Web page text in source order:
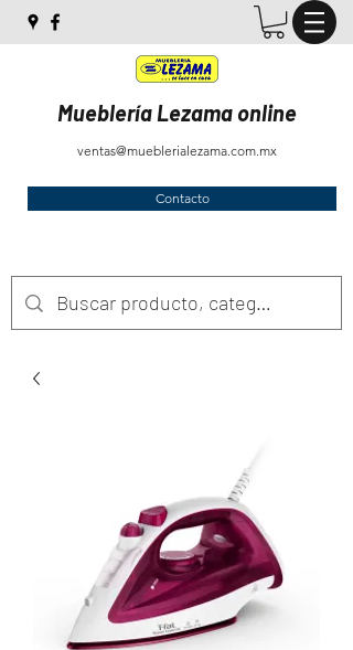
Mueblería Lezama online
ventas@mueblerialezama.com.mx
Contacto